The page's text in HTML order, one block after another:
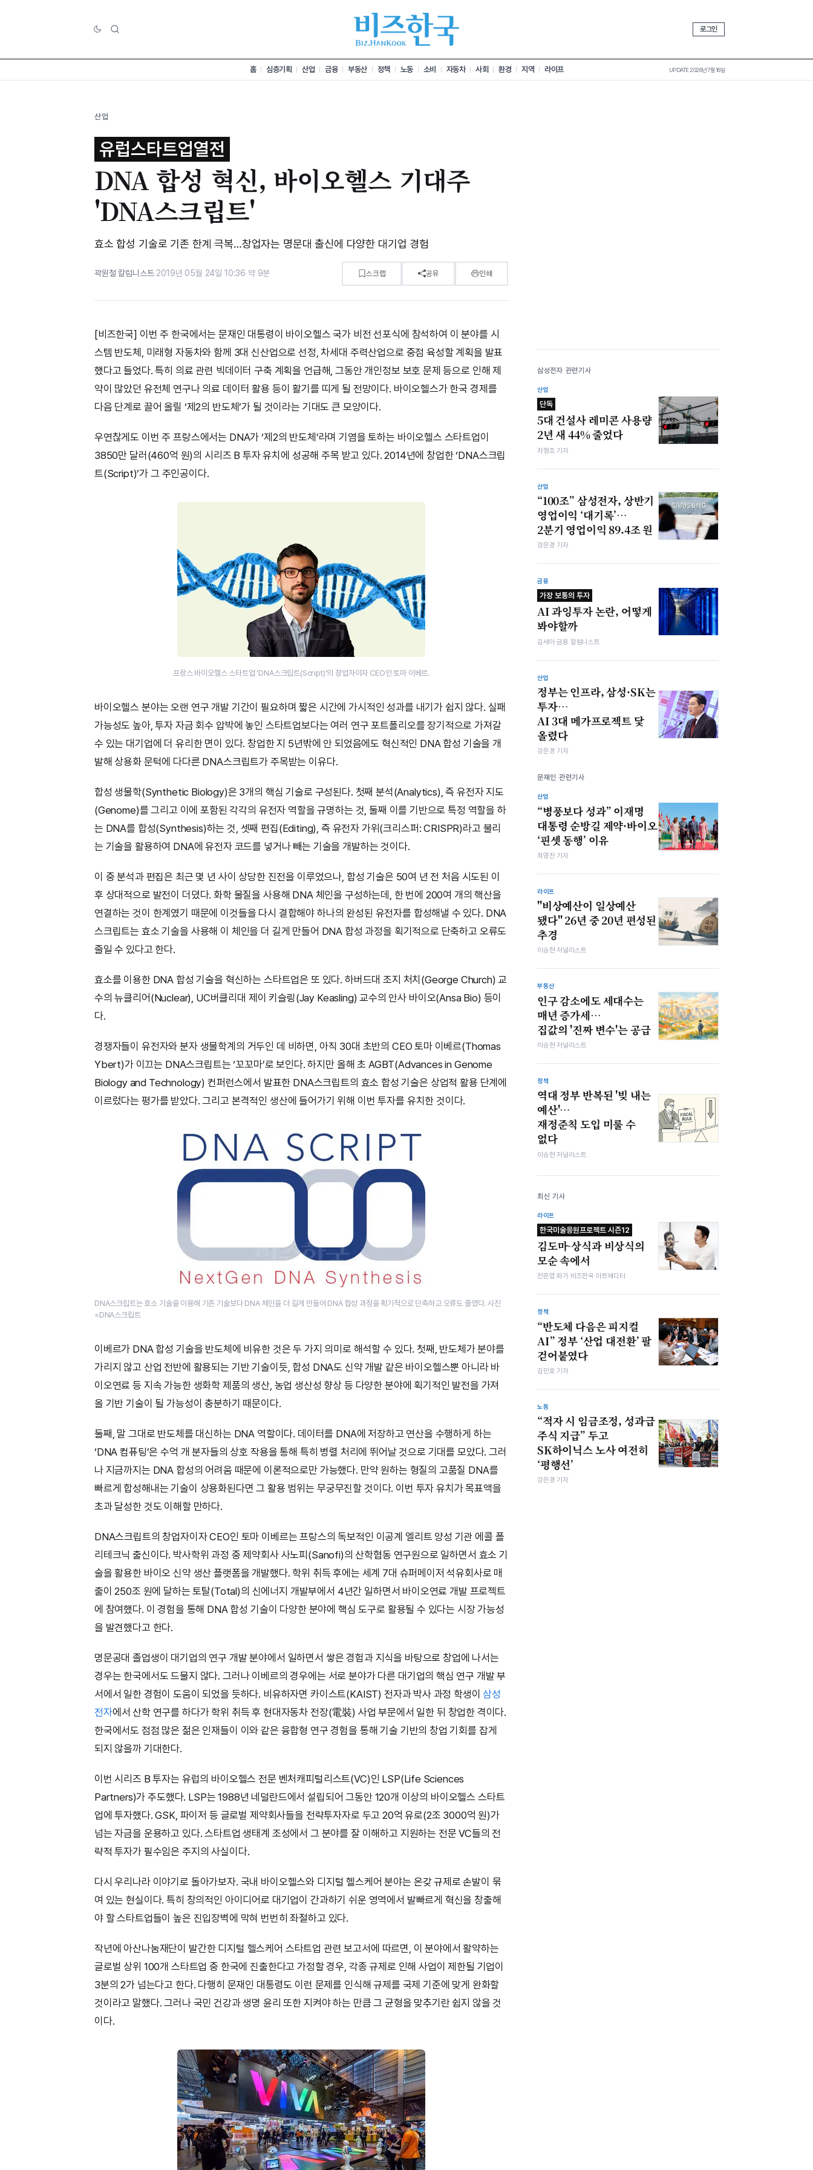
로그인
홈 심층기획 산업 금융 부동산 정책 노동 소비 자동차 사회 환경 지역 라이프 UPDATE 2026년 7월 16일
산업
유럽스타트업열전
DNA 합성 혁신, 바이오헬스 기대주
'DNA스크립트'
효소 합성 기술로 기존 한계 극복…창업자는 명문대 출신에 다양한 대기업 경험
곽원철 칼럼니스트·2019년 05월 24일 10:36·약 9분 스크랩 공유 인쇄
[비즈한국] 이번 주 한국에서는 문재인 대통령이 바이오헬스 국가 비전 선포식에 참석하여 이 분야를 시
스템 반도체, 미래형 자동차와 함께 3대 신산업으로 선정, 차세대 주력산업으로 중점 육성할 계획을 발표
했다고 들었다. 특히 의료 관련 빅데이터 구축 계획을 언급해, 그동안 개인정보 보호 문제 등으로 인해 제
약이 많았던 유전체 연구나 의료 데이터 활용 등이 활기를 띠게 될 전망이다. 바이오헬스가 한국 경제를
다음 단계로 끌어 올릴 ‘제2의 반도체’가 될 것이라는 기대도 큰 모양이다.
우연찮게도 이번 주 프랑스에서는 DNA가 ‘제2의 반도체’라며 기염을 토하는 바이오헬스 스타트업이
3850만 달러(460억 원)의 시리즈 B 투자 유치에 성공해 주목 받고 있다. 2014년에 창업한 ‘DNA스크립
트(Script)’가 그 주인공이다.
프랑스 바이오헬스 스타트업 ‘DNA스크립트(Script)’의 창업자이자 CEO인 토마 이베르.
바이오헬스 분야는 오랜 연구 개발 기간이 필요하며 짧은 시간에 가시적인 성과를 내기가 쉽지 않다. 실패
가능성도 높아, 투자 자금 회수 압박에 놓인 스타트업보다는 여러 연구 포트폴리오를 장기적으로 가져갈
수 있는 대기업에 더 유리한 면이 있다. 창업한 지 5년밖에 안 되었음에도 혁신적인 DNA 합성 기술을 개
발해 상용화 문턱에 다다른 DNA스크립트가 주목받는 이유다.
합성 생물학(Synthetic Biology)은 3개의 핵심 기술로 구성된다. 첫째 분석(Analytics), 즉 유전자 지도
(Genome)를 그리고 이에 포함된 각각의 유전자 역할을 규명하는 것, 둘째 이를 기반으로 특정 역할을 하
는 DNA를 합성(Synthesis)하는 것, 셋째 편집(Editing), 즉 유전자 가위(크리스퍼: CRISPR)라고 불리
는 기술을 활용하여 DNA에 유전자 코드를 넣거나 빼는 기술을 개발하는 것이다.
이 중 분석과 편집은 최근 몇 년 사이 상당한 진전을 이루었으나, 합성 기술은 50여 년 전 처음 시도된 이
후 상대적으로 발전이 더뎠다. 화학 물질을 사용해 DNA 체인을 구성하는데, 한 번에 200여 개의 핵산을
연결하는 것이 한계였기 때문에 이것들을 다시 결합해야 하나의 완성된 유전자를 합성해낼 수 있다. DNA
스크립트는 효소 기술을 사용해 이 체인을 더 길게 만들어 DNA 합성 과정을 획기적으로 단축하고 오류도
줄일 수 있다고 한다.
효소를 이용한 DNA 합성 기술을 혁신하는 스타트업은 또 있다. 하버드대 조지 처치(George Church) 교
수의 뉴클리어(Nuclear), UC버클리대 제이 키슬링(Jay Keasling) 교수의 안사 바이오(Ansa Bio) 등이
다.
경쟁자들이 유전자와 분자 생물학계의 거두인 데 비하면, 아직 30대 초반의 CEO 토마 이베르(Thomas
Ybert)가 이끄는 DNA스크립트는 ‘꼬꼬마’로 보인다. 하지만 올해 초 AGBT(Advances in Genome
Biology and Technology) 컨퍼런스에서 발표한 DNA스크립트의 효소 합성 기술은 상업적 활용 단계에
이르렀다는 평가를 받았다. 그리고 본격적인 생산에 들어가기 위해 이번 투자를 유치한 것이다.
DNA스크립트는 효소 기술을 이용해 기존 기술보다 DNA 체인을 더 길게 만들어 DNA 합성 과정을 획기적으로 단축하고 오류도 줄였다. 사진
=DNA스크립트
이베르가 DNA 합성 기술을 반도체에 비유한 것은 두 가지 의미로 해석할 수 있다. 첫째, 반도체가 분야를
가리지 않고 산업 전반에 활용되는 기반 기술이듯, 합성 DNA도 신약 개발 같은 바이오헬스뿐 아니라 바
이오연료 등 지속 가능한 생화학 제품의 생산, 농업 생산성 향상 등 다양한 분야에 획기적인 발전을 가져
올 기반 기술이 될 가능성이 충분하기 때문이다.
둘째, 말 그대로 반도체를 대신하는 DNA 역할이다. 데이터를 DNA에 저장하고 연산을 수행하게 하는
‘DNA 컴퓨팅’은 수억 개 분자들의 상호 작용을 통해 특히 병렬 처리에 뛰어날 것으로 기대를 모았다. 그러
나 지금까지는 DNA 합성의 어려움 때문에 이론적으로만 가능했다. 만약 원하는 형질의 고품질 DNA를
빠르게 합성해내는 기술이 상용화된다면 그 활용 범위는 무궁무진할 것이다. 이번 투자 유치가 목표액을
초과 달성한 것도 이해할 만하다.
DNA스크립트의 창업자이자 CEO인 토마 이베르는 프랑스의 독보적인 이공계 엘리트 양성 기관 에콜 폴
리테크닉 출신이다. 박사학위 과정 중 제약회사 사노피(Sanofi)의 산학협동 연구원으로 일하면서 효소 기
술을 활용한 바이오 신약 생산 플랫폼을 개발했다. 학위 취득 후에는 세계 7대 슈퍼메이저 석유회사로 매
출이 250조 원에 달하는 토탈(Total)의 신에너지 개발부에서 4년간 일하면서 바이오연료 개발 프로젝트
에 참여했다. 이 경험을 통해 DNA 합성 기술이 다양한 분야에 핵심 도구로 활용될 수 있다는 시장 가능성
을 발견했다고 한다.
명문공대 졸업생이 대기업의 연구 개발 분야에서 일하면서 쌓은 경험과 지식을 바탕으로 창업에 나서는
경우는 한국에서도 드물지 않다. 그러나 이베르의 경우에는 서로 분야가 다른 대기업의 핵심 연구 개발 부
서에서 일한 경험이 도움이 되었을 듯하다. 비유하자면 카이스트(KAIST) 전자과 박사 과정 학생이삼성
전자에서 산학 연구를 하다가 학위 취득 후 현대자동차 전장(電裝) 사업 부문에서 일한 뒤 창업한 격이다.
한국에서도 점점 많은 젊은 인재들이 이와 같은 융합형 연구 경험을 통해 기술 기반의 창업 기회를 잡게
되지 않을까 기대한다.
이번 시리즈 B 투자는 유럽의 바이오헬스 전문 벤처캐피털리스트(VC)인 LSP(Life Sciences
Partners)가 주도했다. LSP는 1988년 네덜란드에서 설립되어 그동안 120개 이상의 바이오헬스 스타트
업에 투자했다. GSK, 파이저 등 글로벌 제약회사들을 전략투자자로 두고 20억 유로(2조 3000억 원)가
넘는 자금을 운용하고 있다. 스타트업 생태계 조성에서 그 분야를 잘 이해하고 지원하는 전문 VC들의 전
략적 투자가 필수임은 주지의 사실이다.
다시 우리나라 이야기로 돌아가보자. 국내 바이오헬스와 디지털 헬스케어 분야는 온갖 규제로 손발이 묶
여 있는 현실이다. 특히 창의적인 아이디어로 대기업이 간과하기 쉬운 영역에서 발빠르게 혁신을 창출해
야 할 스타트업들이 높은 진입장벽에 막혀 번번히 좌절하고 있다.
작년에 아산나눔재단이 발간한 디지털 헬스케어 스타트업 관련 보고서에 따르면, 이 분야에서 활약하는
글로벌 상위 100개 스타트업 중 한국에 진출한다고 가정할 경우, 각종 규제로 인해 사업이 제한될 기업이
3분의 2가 넘는다고 한다. 다행히 문재인 대통령도 이런 문제를 인식해 규제를 국제 기준에 맞게 완화할
것이라고 말했다. 그러나 국민 건강과 생명 윤리 또한 지켜야 하는 만큼 그 균형을 맞추기란 쉽지 않을 것
이다.
삼성전자 관련기사
산업
단독
5대 건설사 레미콘 사용량
2년 새 44% 줄었다
차형조 기자
산업
“100조” 삼성전자, 상반기
영업이익 ‘대기록’…
2분기 영업이익 89.4조 원
강은경 기자
금융
가장 보통의 투자
AI 과잉투자 논란, 어떻게
봐야할까
김세아 금융 칼럼니스트
산업
정부는 인프라, 삼성·SK는
투자…
AI 3대 메가프로젝트 닻
올렸다
강은경 기자
문재인 관련기사
산업
“병풍보다 성과” 이재명
대통령 순방길 제약·바이오
‘핀셋 동행’ 이유
최영찬 기자
라이프
"비상예산이 일상예산
됐다" 26년 중 20년 편성된
추경
이승현 저널리스트
부동산
인구 감소에도 세대수는
매년 증가세…
집값의 '진짜 변수'는 공급
이승현 저널리스트
정책
역대 정부 반복된 '빚 내는
예산'…
재정준칙 도입 미룰 수
없다
이승현 저널리스트
최신 기사
라이프
한국미술응원프로젝트 시즌12
김도마-상식과 비상식의
모순 속에서
전준엽 화가·비즈한국 아트에디터
정책
“반도체 다음은 피지컬
AI” 정부 ‘산업 대전환’ 팔
걷어붙였다
김민호 기자
노동
“적자 시 임금조정, 성과급
주식 지급” 두고
SK하이닉스 노사 여전히
‘평행선’
강은경 기자